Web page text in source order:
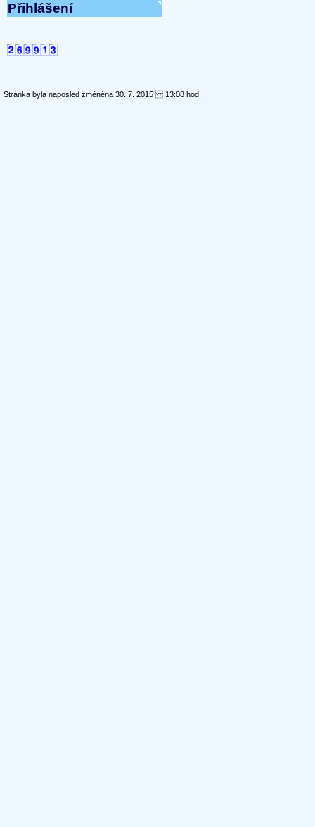
Přihlášení
Stránka byla naposled změněna 30. 7. 2015 13:08 hod.